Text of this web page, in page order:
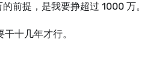
前提，是我要挣超过 1000 万。
十几年才行。